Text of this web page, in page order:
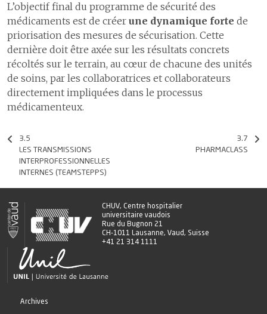
L’objectif final du programme de sécurité des
médicaments est de créer une dynamique forte de
priorisation des mesures de sécurisation. Cette
dernière doit être axée sur les résultats concrets
récoltés sur le terrain, au cœur de chacune des unités
de soins, par les collaboratrices et collaborateurs
directement impliqué·e·s dans le processus
médicamenteux.
3.5
LES TRANSMISSIONS
INTERPROFESSIONNELLES
INTERNES (TEAMSTEPPS)
3.7
PHARMACLASS
CHUV, Centre hospitalier
universitaire vaudois
Rue du Bugnon 21
CH-1011 Lausanne, Vaud, Suisse
+41 21 314 1111
Archives